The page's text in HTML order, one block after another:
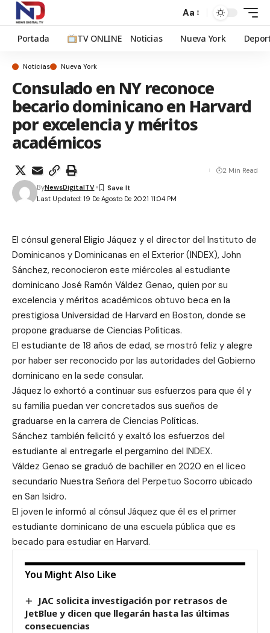
Aa
Portada TV ONLINE Noticias Nueva York
Noticias Nueva York
Consulado en NY reconoce
becario dominicano en Harvard
por excelencia y méritos
académicos
Last Updated: 19 De Agosto De 2021 11:04 PM
ByNewsDigitalTV
2 Min Read
El cónsul general Eligio Jáquez y el director del Instituto de
Dominicanos y Dominicanas en el Exterior (INDEX), John
Sánchez, reconocieron este miércoles al estudiante
dominicano José Ramón Váldez Genao, quien por su
excelencia y méritos académicos obtuvo beca en la
prestigiosa Universidad de Harvard en Boston, donde se
propone graduarse de Ciencias Políticas.
El estudiante de 18 años de edad, se mostró feliz y alegre
por haber ser reconocido por las autoridades del Gobierno
dominicano en la sede consular.
Jáquez lo exhortó a continuar sus esfuerzos para que él y
su familia puedan ver concretados sus sueños de
graduarse en la carrera de Ciencias Políticas.
Sánchez también felicitó y exaltó los esfuerzos del
estudiante al entregarle el pergamino del INDEX.
Váldez Genao se graduó de bachiller en 2020 en el liceo
secundario Nuestra Señora del Perpetuo Socorro ubicado
en San Isidro.
El joven le informó al cónsul Jáquez que él es el primer
estudiante dominicano de una escuela pública que es
becado para estudiar en Harvard.
You Might Also Like
JAC solicita investigación por retrasos de
JetBlue y dicen que llegarán hasta las últimas
consecuencias